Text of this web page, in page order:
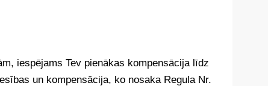
iespējams Tev pienākas kompensācija līdz
un kompensācija, ko nosaka Regula Nr.